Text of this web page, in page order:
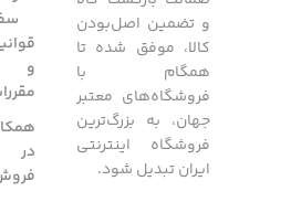
و تضمین اصل‌بودن
کالا، موفق شده تا
همگام با
فروشگاه‌های معتبر
جهان، به بزرگ‌ترین
فروشگاه اینترنتی
ایران تبدیل شود.
و
در